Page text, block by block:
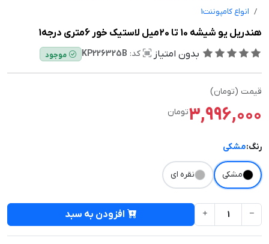
انواع کامپوننت1
هندریل یو شیشه 10 تا 20میل لاستیک خور 6متری درجه1
بدون امتیاز
کد: KP226325B موجود
قیمت (تومان)
3,996,000تومان
رنگ:مشکی
مشکی نقره ای
افزودن به سبد